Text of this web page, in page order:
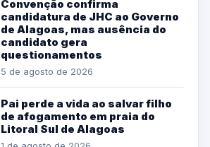
Convenção confirma
candidatura de JHC ao Governo
de Alagoas, mas ausência do
candidato gera
questionamentos
5 de agosto de 2026
Pai perde a vida ao salvar filho
de afogamento em praia do
Litoral Sul de Alagoas